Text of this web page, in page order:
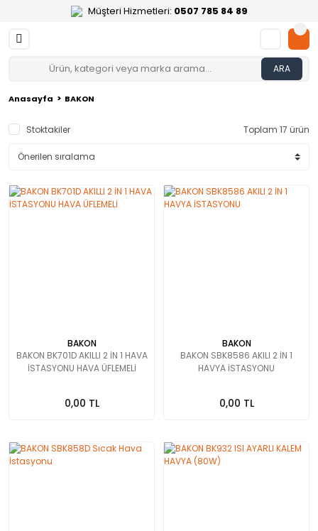
Müşteri Hizmetleri: 0507 785 84 89
ARA
Anasayfa BAKON
Stoktakiler Toplam 17 ürün
BAKON
BAKON BK701D AKILLI 2 İN 1 HAVA
İSTASYONU HAVA ÜFLEMELİ
0,00 TL
BAKON
BAKON SBK8586 AKILI 2 İN 1
HAVYA İSTASYONU
0,00 TL